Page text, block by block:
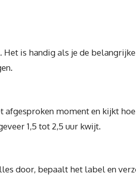
is handig als je de
afgesproken moment en kijkt
1,5 tot 2,5 uur kwijt.
door, bepaalt het label en